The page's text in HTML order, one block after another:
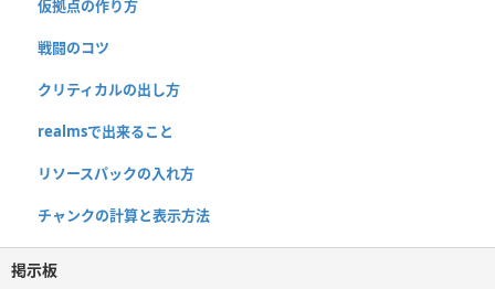
仮拠点の作り方
戦闘のコツ
クリティカルの出し方
realmsで出来ること
リソースパックの入れ方
チャンクの計算と表示方法
掲示板